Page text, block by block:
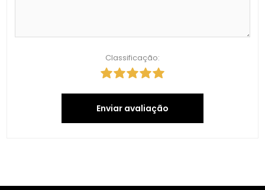
Classificação:
Enviar avaliação